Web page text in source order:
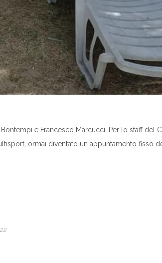
e Francesco Marcucci. Per lo staff del
ormai diventato un appuntamento fisso